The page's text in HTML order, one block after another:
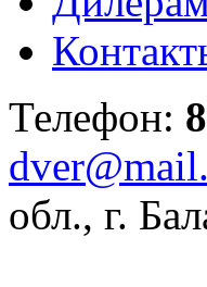
Телефон:
обл., г.